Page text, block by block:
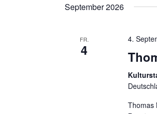
September 2026
FR.
4
4.
Thomas